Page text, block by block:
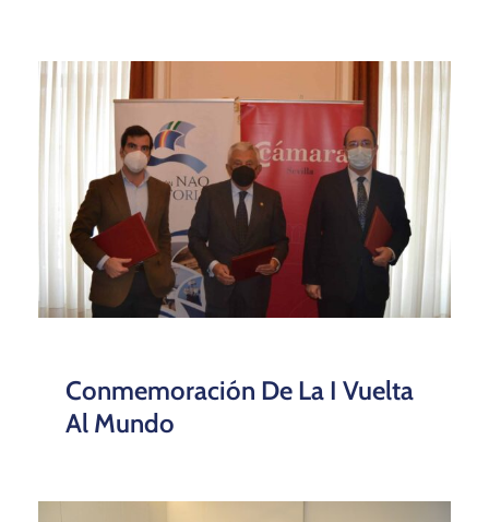
Conmemoración De La I Vuelta
Al Mundo